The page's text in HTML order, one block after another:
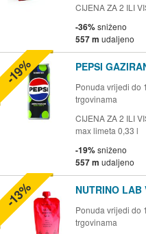
CIJENA ZA 2 ILI
-36%sniženo
557 m udaljeno
PEPSI
Ponuda vrijedi do
trgovinama
CIJENA ZA 2 ILI
max limeta 0,33 l
-19%sniženo
557 m udaljeno
-19%
NUTRINO LAB
Ponuda vrijedi do
trgovinama
-13%